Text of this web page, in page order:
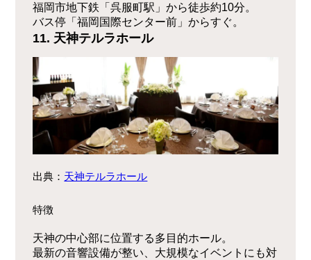
福岡市地下鉄「呉服町駅」から徒歩約10分。
バス停「福岡国際センター前」からすぐ。
11. 天神テルラホール
出典： 天神テルラホール
特徴
天神の中心部に位置する多目的ホール。
最新の音響設備が整い、大規模なイベントにも対